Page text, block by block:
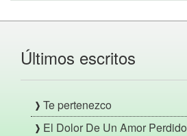
Últimos escritos
Te pertenezco
El Dolor De Un Amor Perdido